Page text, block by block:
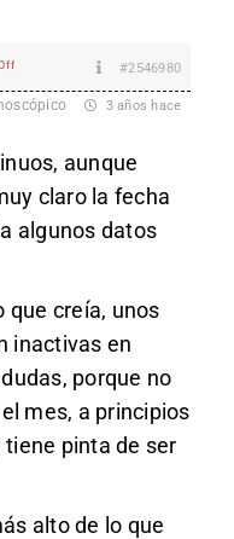
#2546980
3 años hace
aunque
claro la fecha
algunos datos
que creía, unos
inactivas en
porque no
mes, a principios
pinta de ser
alto de lo que